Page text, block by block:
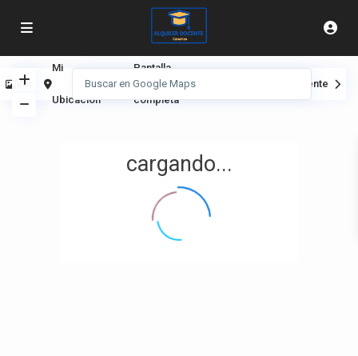
cargando...
Ver
Mi
Ubicación
Pantalla
completa
Siguiente